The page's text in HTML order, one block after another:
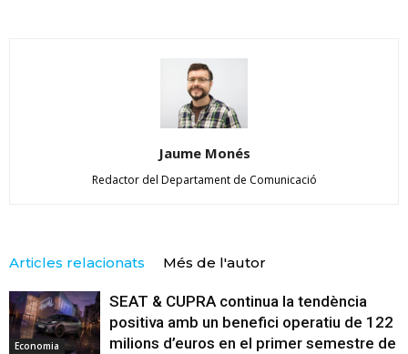
Jaume Monés
Redactor del Departament de Comunicació
Articles relacionats Més de l'autor
Economia
SEAT & CUPRA continua la tendència
positiva amb un benefici operatiu de 122
milions d’euros en el primer semestre de